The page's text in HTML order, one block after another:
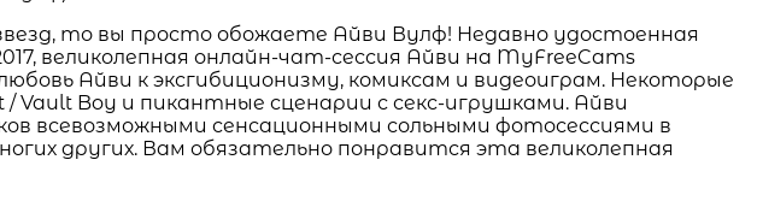
то вы просто обожаете Айви Вулф! Недавно удостоенная
великолепная онлайн-чат-сессия Айви на MyFreeCams
Айви к эксгибиционизму, комиксам и видеоиграм. Некоторые
Boy и пикантные сценарии с секс-игрушками. Айви
всевозможными сенсационными сольными фотосессиями в
других. Вам обязательно понравится эта великолепная